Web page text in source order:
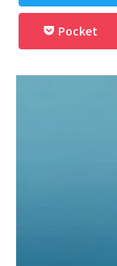
Pocket